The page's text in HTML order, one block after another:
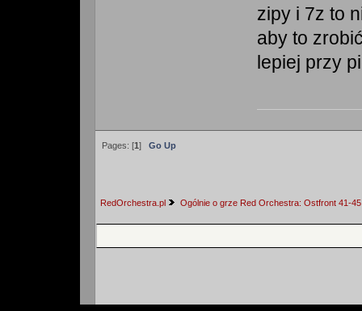
zipy i 7z to
aby to
lepiej przy
Pages: [1] Go Up
RedOrchestra.pl Ogólnie o grze Red Orchestra: Ostfront 41-45